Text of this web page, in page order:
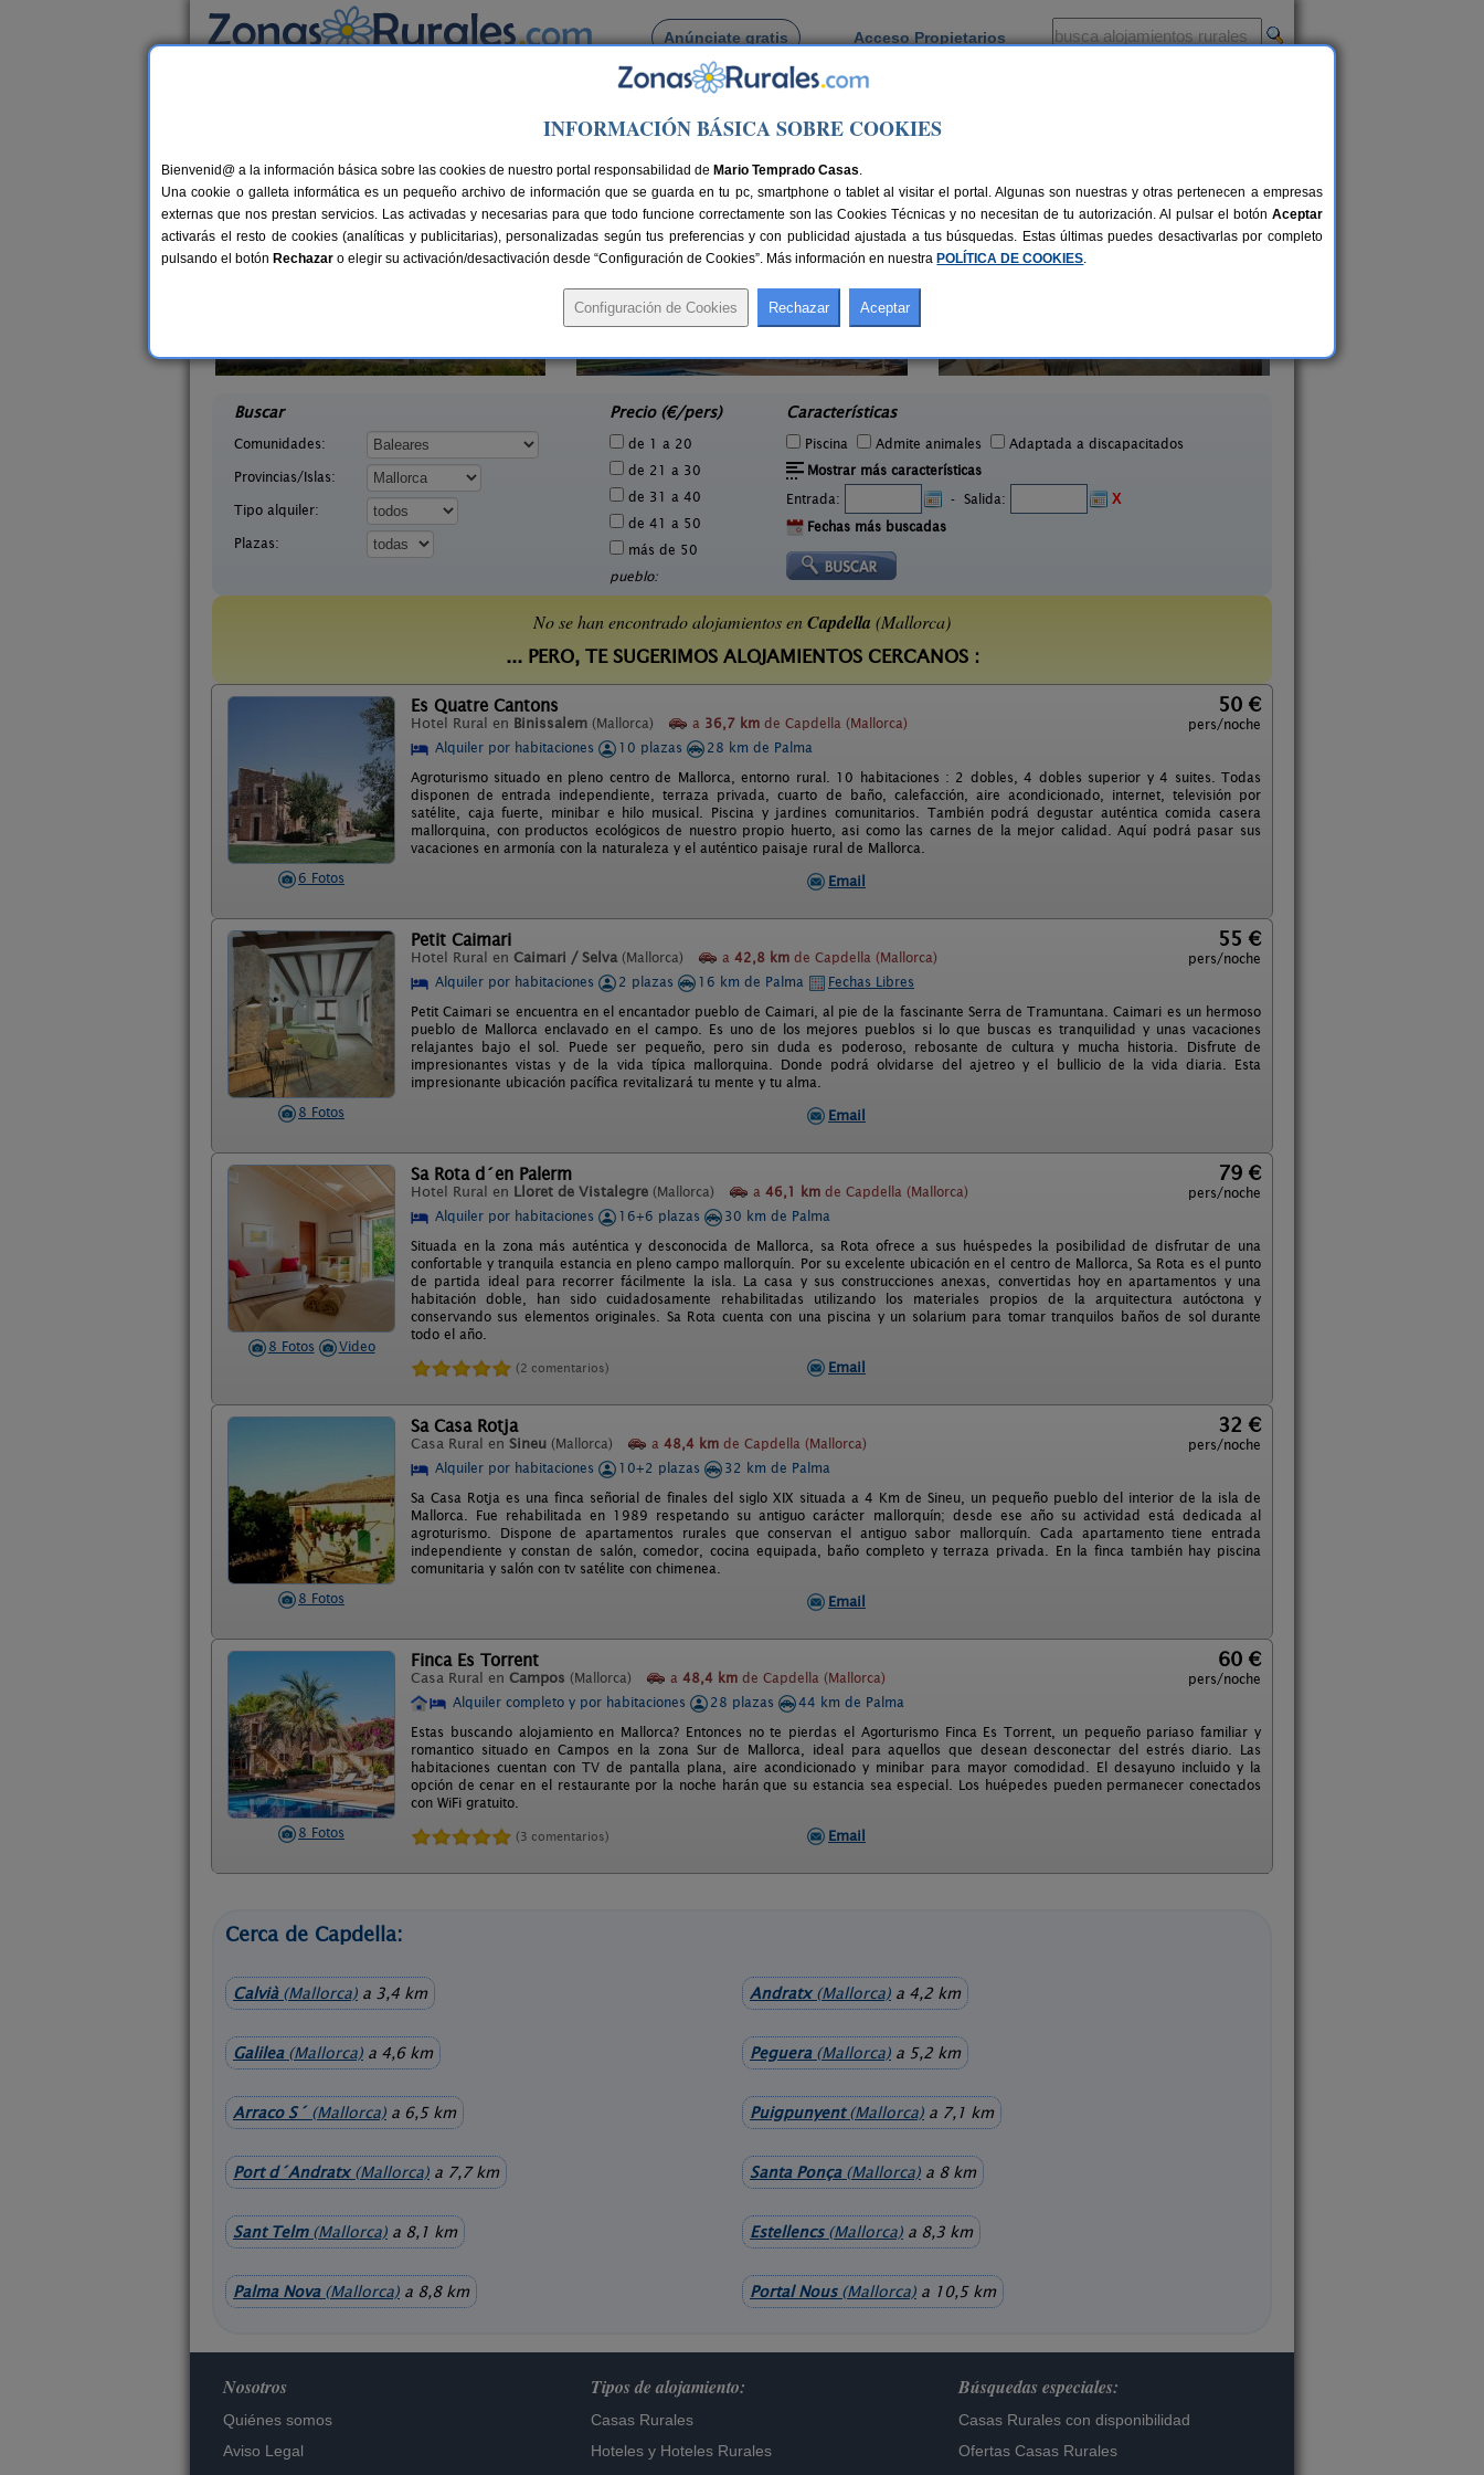
Anúnciate gratis Acceso Propietarios
Busca por pueblo
Casas Rurales cerca de Capdella
85 €
Petit Caimari
Buscar
Comunidades:
Provincias/Islas:
Tipo alquiler:
Plazas:
Precio (€/pers)
de 1 a 20
de 21 a 30
de 31 a 40
de 41 a 50
más de 50
pueblo:
Características
Piscina Admite animales
Adaptada a discapacitados
Mostrar más características
Entrada:
- Salida:
X
Fechas más buscadas
No se han encontrado alojamientos enCapdella (Mallorca)
... PERO, TE SUGERIMOS ALOJAMIENTOS CERCANOS :
6 Fotos
Es Quatre Cantons
Hotel Rural en Binissalem (Mallorca) a 36,7 km de Capdella (Mallorca)
50 €
pers/noche
Alquiler por habitaciones
10 plazas
28 km de Palma
Agroturismo situado en pleno centro de Mallorca, entorno rural. 10 habitaciones : 2 dobles, 4 dobles superior y 4 suites. Todas
disponen de entrada independiente, terraza privada, cuarto de baño, calefacción, aire acondicionado, internet, televisión por
satélite, caja fuerte, minibar e hilo musical. Piscina y jardines comunitarios. También podrá degustar auténtica comida casera
mallorquina, con productos ecológicos de nuestro propio huerto, asi como las carnes de la mejor calidad. Aquí podrá pasar sus
vacaciones en armonía con la naturaleza y el auténtico paisaje rural de Mallorca.
Email
8 Fotos
Petit Caimari
Hotel Rural en Caimari / Selva (Mallorca) a 42,8 km de Capdella (Mallorca)
55 €
pers/noche
Alquiler por habitaciones
2 plazas 16 km de Palma
Fechas Libres
Petit Caimari se encuentra en el encantador pueblo de Caimari, al pie de la fascinante Serra de Tramuntana. Caimari es un hermoso
pueblo de Mallorca enclavado en el campo. Es uno de los mejores pueblos si lo que buscas es tranquilidad y unas vacaciones
relajantes bajo el sol. Puede ser pequeño, pero sin duda es poderoso, rebosante de cultura y mucha historia. Disfrute de
impresionantes vistas y de la vida típica mallorquina. Donde podrá olvidarse del ajetreo y el bullicio de la vida diaria. Esta
impresionante ubicación pacífica revitalizará tu mente y tu alma.
Email
8 Fotos Video
Sa Rota d´en Palerm
Hotel Rural en Lloret de Vistalegre (Mallorca) a 46,1 km de Capdella (Mallorca)
79 €
pers/noche
Alquiler por habitaciones
16+6 plazas
30 km de Palma
Situada en la zona más auténtica y desconocida de Mallorca, sa Rota ofrece a sus huéspedes la posibilidad de disfrutar de una
confortable y tranquila estancia en pleno campo mallorquín. Por su excelente ubicación en el centro de Mallorca, Sa Rota es el punto
de partida ideal para recorrer fácilmente la isla. La casa y sus construcciones anexas, convertidas hoy en apartamentos y una
habitación doble, han sido cuidadosamente rehabilitadas utilizando los materiales propios de la arquitectura autóctona y
conservando sus elementos originales. Sa Rota cuenta con una piscina y un solarium para tomar tranquilos baños de sol durante
todo el año.
(2 comentarios) Email
8 Fotos
Sa Casa Rotja
Casa Rural en Sineu (Mallorca) a 48,4 km de Capdella (Mallorca)
32 €
pers/noche
Alquiler por habitaciones
10+2 plazas
32 km de Palma
Sa Casa Rotja es una finca señorial de finales del siglo XIX situada a 4 Km de Sineu, un pequeño pueblo del interior de la isla de
Mallorca. Fue rehabilitada en 1989 respetando su antiguo carácter mallorquín; desde ese año su actividad está dedicada al
agroturismo. Dispone de apartamentos rurales que conservan el antiguo sabor mallorquín. Cada apartamento tiene entrada
independiente y constan de salón, comedor, cocina equipada, baño completo y terraza privada. En la finca también hay piscina
comunitaria y salón con tv satélite con chimenea.
Email
8 Fotos
Finca Es Torrent
Casa Rural en Campos (Mallorca) a 48,4 km de Capdella (Mallorca)
60 €
pers/noche
Alquiler completo y por habitaciones
28 plazas
44 km de Palma
Estas buscando alojamiento en Mallorca? Entonces no te pierdas el Agorturismo Finca Es Torrent, un pequeño pariaso familiar y
romantico situado en Campos en la zona Sur de Mallorca, ideal para aquellos que desean desconectar del estrés diario. Las
habitaciones cuentan con TV de pantalla plana, aire acondicionado y minibar para mayor comodidad. El desayuno incluido y la
opción de cenar en el restaurante por la noche harán que su estancia sea especial. Los huépedes pueden permanecer conectados
con WiFi gratuito.
(3 comentarios) Email
Cerca de Capdella:
Calvià(Mallorca) a 3,4 km Andratx(Mallorca) a 4,2 km
Galilea(Mallorca) a 4,6 km Peguera(Mallorca) a 5,2 km
Arraco S´ (Mallorca) a 6,5 km Puigpunyent(Mallorca) a 7,1 km
Port d´Andratx(Mallorca) a 7,7 km Santa Ponça(Mallorca) a 8 km
Sant Telm(Mallorca) a 8,1 km Estellencs(Mallorca) a 8,3 km
Palma Nova(Mallorca) a 8,8 km Portal Nous(Mallorca) a 10,5 km
Nosotros
Quiénes somos
Aviso Legal
Tipos de alojamiento:
Casas Rurales
Hoteles y Hoteles Rurales
Búsquedas especiales:
Casas Rurales con disponibilidad
Ofertas Casas Rurales
INFORMACIÓN BÁSICA SOBRE COOKIES
Bienvenid@ a la información básica sobre las cookies de nuestro portal responsabilidad de Mario Temprado Casas.
Una cookie o galleta informática es un pequeño archivo de información que se guarda en tu pc, smartphone o tablet al visitar el portal. Algunas son nuestras y otras pertenecen a empresas
externas que nos prestan servicios. Las activadas y necesarias para que todo funcione correctamente son las Cookies Técnicas y no necesitan de tu autorización. Al pulsar el botón Aceptar
activarás el resto de cookies (analíticas y publicitarias), personalizadas según tus preferencias y con publicidad ajustada a tus búsquedas. Estas últimas puedes desactivarlas por completo
pulsando el botón Rechazar o elegir su activación/desactivación desde “Configuración de Cookies”. Más información en nuestra POLÍTICA DE COOKIES.